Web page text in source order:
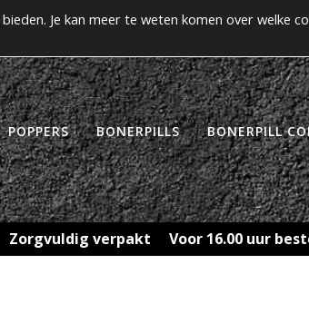
>> Gratis verzending vanaf €50! <<
POPPERS BONERPILLS BONERPILL
Zorgvuldig verpakt Voor 16.00 uur
Je kan meer te weten komen over welke